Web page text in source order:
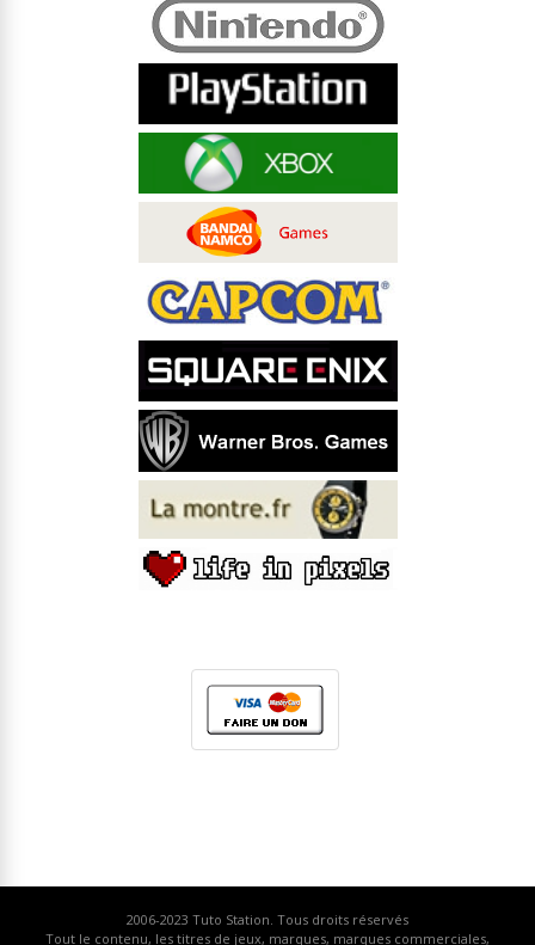
2006-2023 Tuto Station. Tous droits réservés
Tout le contenu, les titres de jeux, marques, marques commerciales,